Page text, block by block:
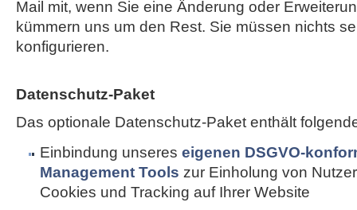
Mail mit, wenn Sie eine Änderung oder
kümmern uns um den Rest. Sie müssen nichts
konfigurieren.
Datenschutz-Paket
Das optionale Datenschutz-Paket enthält
Einbindung unseres eigenen DSGVO-
Management Tools zur Einholung von
Cookies und Tracking auf Ihrer Website